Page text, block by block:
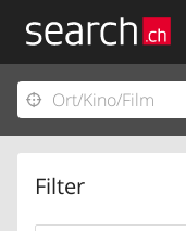
Filter
Ihr Eintrag
Kundencenter